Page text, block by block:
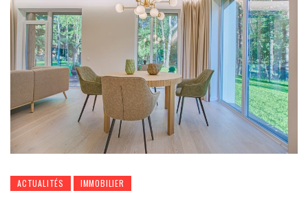
ACTUALITÉS IMMOBILIER